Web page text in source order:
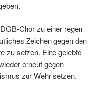
Chor zu einer regen
Zeichen gegen den
zu setzen. Eine gelebte
erneut gegen
zur Wehr setzen.